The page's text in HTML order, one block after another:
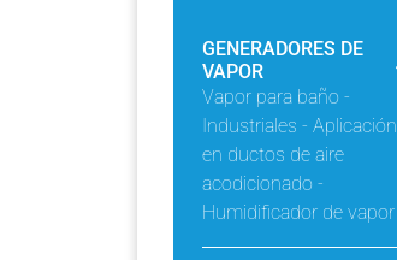
GENERADORES DE
VAPOR
Vapor para baño -
Industriales - Aplicación
en ductos de aire
acodicionado -
Humidificador de vapor